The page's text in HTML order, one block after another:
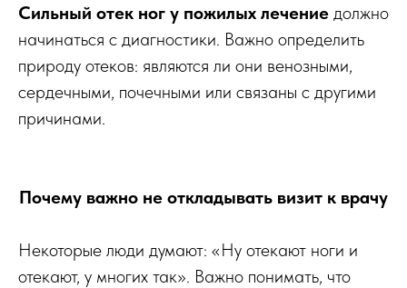
Сильный отек ног у пожилых лечение должно
начинаться с диагностики. Важно определить
природу отеков: являются ли они венозными,
сердечными, почечными или связаны с другими
причинами.
Почему важно не откладывать визит к врачу
Некоторые люди думают: «Ну отекают ноги и
отекают, у многих так». Важно понимать, что